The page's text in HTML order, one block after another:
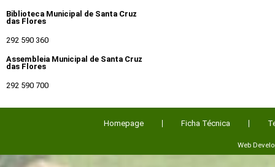
Biblioteca Municipal de Santa Cruz
das Flores
292 590 360
Assembleia Municipal de Santa Cruz
das Flores
292 590 700
Homepage Ficha Técnica
Web